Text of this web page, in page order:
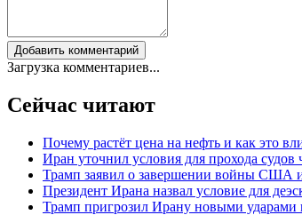
Добавить комментарий
Загрузка комментариев...
Сейчас читают
Почему растёт цена на нефть и как это
Иран уточнил условия для прохода судов
Трамп заявил о завершении войны США
Президент Ирана назвал условие для
Трамп пригрозил Ирану новыми ударами